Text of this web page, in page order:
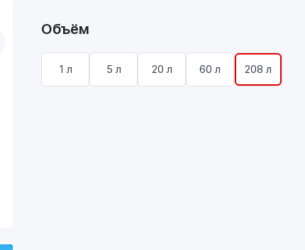
Объём
1 л 5 л 20 л 60 л 208 л